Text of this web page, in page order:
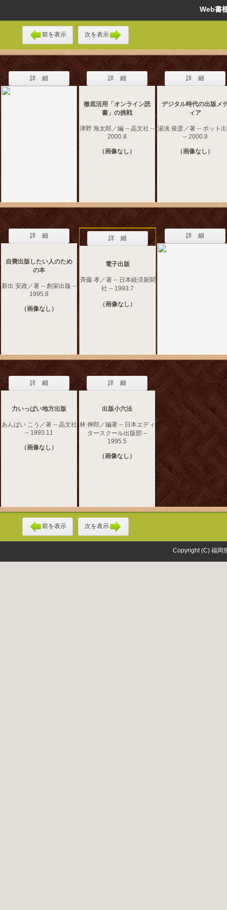
Web
前を表示 次を表示
詳 細 詳 細
徹底活用「オンライン読
書」の挑戦
津野 海太郎／編 -- 晶文社 --
2000.8
（画像なし）
詳 細
デジタル時代の出版メ
ィア
湯浅 俊彦／著 -- ポット
-- 2000.8
（画像なし）
詳 細
自費出版したい人のため
の本
新出 安政／著 -- 創栄出版 --
1995.8
（画像なし）
詳 細
電子出版
斉藤 孝／著 -- 日本経済新聞
社 -- 1993.7
（画像なし）
詳 細
詳 細
力いっぱい地方出版
あんばい こう／著 -- 晶文社
-- 1993.11
（画像なし）
詳 細
出版小六法
林 伸郎／編著 -- 日本エディ
タースクール出版部 --
1995.5
（画像なし）
前を表示 次を表示
Copyright (C) 福岡